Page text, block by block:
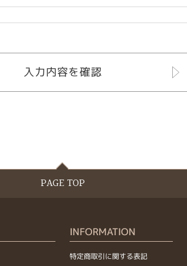
PAGE TOP
INFORMATION
特定商取引に関する表記